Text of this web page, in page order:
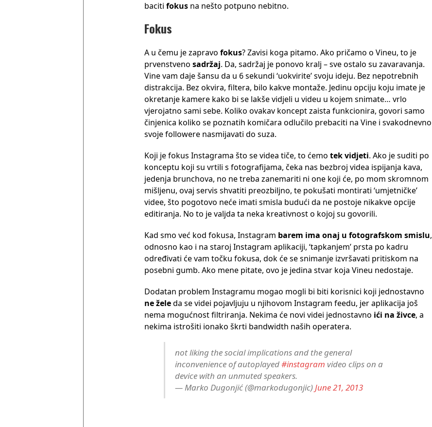
baciti fokus na nešto potpuno nebitno.
Fokus
A u čemu je zapravo fokus? Zavisi koga pitamo. Ako pričamo o Vineu, to je
prvenstveno sadržaj. Da, sadržaj je ponovo kralj – sve ostalo su zavaravanja.
Vine vam daje šansu da u 6 sekundi ‘uokvirite’ svoju ideju. Bez nepotrebnih
distrakcija. Bez okvira, filtera, bilo kakve montaže. Jedinu opciju koju imate je
okretanje kamere kako bi se lakše vidjeli u videu u kojem snimate… vrlo
vjerojatno sami sebe. Koliko ovakav koncept zaista funkcionira, govori samo
činjenica koliko se poznatih komičara odlučilo prebaciti na Vine i svakodnevno
svoje followere nasmijavati do suza.
Koji je fokus Instagrama što se videa tiče, to ćemo tek vidjeti. Ako je suditi po
konceptu koji su vrtili s fotografijama, čeka nas bezbroj videa ispijanja kava,
jedenja brunchova, no ne treba zanemariti ni one koji će, po mom skromnom
mišljenu, ovaj servis shvatiti preozbiljno, te pokušati montirati ‘umjetničke’
videe, što pogotovo neće imati smisla budući da ne postoje nikakve opcije
editiranja. No to je valjda ta neka kreativnost o kojoj su govorili.
Kad smo već kod fokusa, Instagram barem ima onaj u fotografskom smislu,
odnosno kao i na staroj Instagram aplikaciji, ‘tapkanjem’ prsta po kadru
određivati će vam točku fokusa, dok će se snimanje izvršavati pritiskom na
posebni gumb. Ako mene pitate, ovo je jedina stvar koja Vineu nedostaje.
Dodatan problem Instagramu mogao mogli bi biti korisnici koji jednostavno
ne želeda se videi pojavljuju u njihovom Instagram feedu, jer aplikacija još
nema mogućnost filtriranja. Nekima će novi videi jednostavno ići na živce, a
nekima istrošiti ionako škrti bandwidth naših operatera.
not liking the social implications and the general
inconvenience of autoplayed#instagram video clips on a
device with an unmuted speakers.
— Marko Dugonjić (@markodugonjic)June 21, 2013